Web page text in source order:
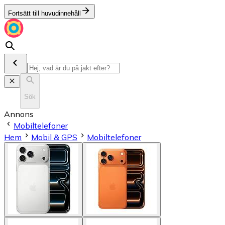
Fortsätt till huvudinnehåll
Sök
Annons
Mobiltelefoner
Hem
Mobil & GPS Mobiltelefoner